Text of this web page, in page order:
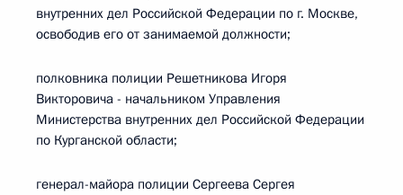
внутренних дел Российской Федерации по г. Москве,
освободив его от занимаемой должности;
полковника полиции Решетникова Игоря
Викторовича - начальником Управления
Министерства внутренних дел Российской Федерации
по Курганской области;
генерал-майора полиции Сергеева Сергея